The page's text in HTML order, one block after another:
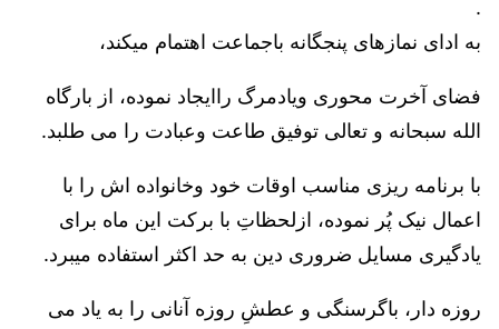
.
به ادای نمازهای پنجگانه باجماعت اهتمام میکند،
فضای آخرت محوری ویادمرگ راایجاد نموده، از بارگاه
الله سبحانه و تعالی توفیق طاعت وعبادت را می طلبد.
با برنامه ریزی مناسب اوقات خود وخانواده اش را با
اعمال نیک پُر نموده، ازلحظاتِ با برکت این ماه برای
یادگیری مسایل ضروری دین به حد اکثر استفاده میبرد.
روزه دار، باگرسنگی و عطشِ روزه آنانی را به یاد می